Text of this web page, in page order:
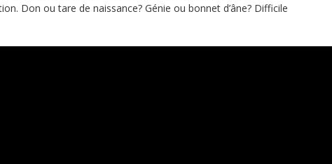
Don ou tare de naissance? Génie ou bonnet d’âne? Difficile